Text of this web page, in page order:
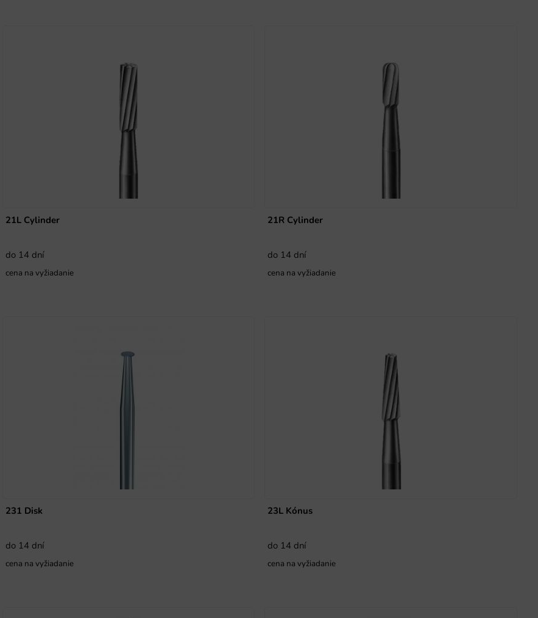
21L Cylinder
do 14 dní
cena na vyžiadanie
21R Cylinder
do 14 dní
cena na vyžiadanie
231 Disk
do 14 dní
cena na vyžiadanie
23L Kónus
do 14 dní
cena na vyžiadanie